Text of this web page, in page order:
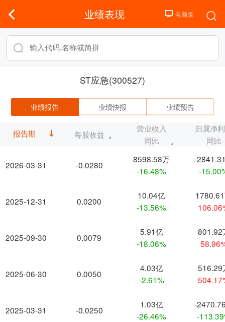
业绩表现
ST应急(300527)
业绩报告 业绩快报 业绩预告
报告期
2026-03-31
2025-12-31
2025-09-30
2025-06-30
2025-03-31
每股收益
营业收入
同比
归属净
同比
-0.0280
8598.58万
-16.48%
-
-
0.0200
10.04亿
-13.56%
0.0079
5.91亿
-18.06%
801.92
0.0050
4.03亿
-2.61%
516.29
-0.0250
1.03亿
-26.46%
-
-